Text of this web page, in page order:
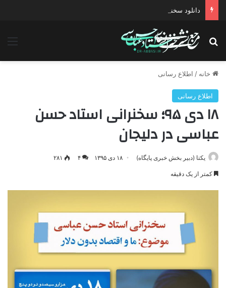
جستجو برای
خانه / اطلاع رسانی
اطلاع رسانی
۱۸ دی ۹۵؛ سخنرانی استاد حسن
عباسی در دلیجان
یکتا (دبیر بخش خبری پایگاه) ۱۸ دی ۱۳۹۵ ۴ ۲۸۱
کمتر از یک دقیقه